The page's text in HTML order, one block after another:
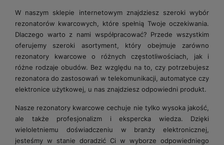
W naszym sklepie internetowym znajdziesz szeroki wybór
rezonatorów kwarcowych, które spełnią Twoje oczekiwania.
Dlaczego warto z nami współpracować? Przede wszystkim
oferujemy szeroki asortyment, który obejmuje zarówno
rezonatory kwarcowe o różnych częstotliwościach, jak i
różne rodzaje obudów. Bez względu na to, czy potrzebujesz
rezonatora do zastosowań w telekomunikacji, automatyce czy
elektronice użytkowej, u nas znajdziesz odpowiedni produkt.
Nasze rezonatory kwarcowe cechuje nie tylko wysoka jakość,
ale także profesjonalizm i ekspercka wiedza. Dzięki
wieloletniemu doświadczeniu w branży elektronicznej,
jesteśmy w stanie doradzić Ci w wyborze odpowiedniego